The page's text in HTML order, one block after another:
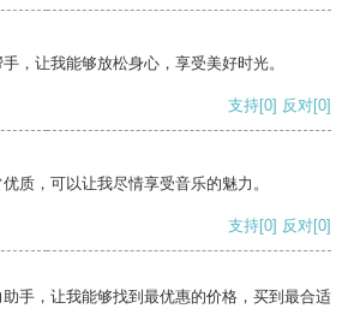
，让我能够放松身心，享受美好时光。
支持[0] 反对[0]
质，可以让我尽情享受音乐的魅力。
支持[0] 反对[0]
手，让我能够找到最优惠的价格，买到最合适